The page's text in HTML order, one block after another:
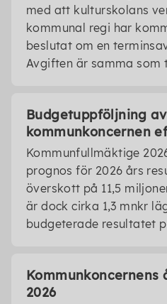
med att kulturskolans
kommunal regi har
beslutat om en
Avgiften är samma som
Budgetuppföljning av
kommunkoncernen
Kommunfullmäktige
prognos för 2026 års
överskott på 11,5
är dock cirka 1,3 mnkr
budgeterade resultatet
Kommunkoncernens
2026